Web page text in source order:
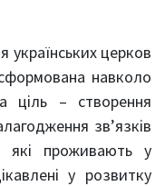
українських церков
навколо
ціль – створення
зв’язків
які проживають у
у розвитку